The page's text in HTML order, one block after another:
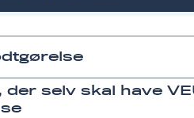
der selv skal have